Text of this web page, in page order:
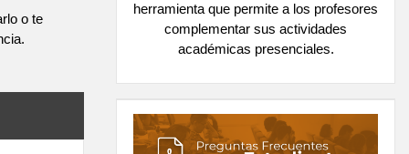
o te
herramienta que permite a los profesores
complementar sus actividades
académicas presenciales.